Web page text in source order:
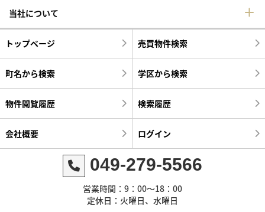
当社について
トップページ 売買物件検索
町名から検索 学区から検索
物件閲覧履歴 検索履歴
会社概要 ログイン
049-279-5566
営業時間：9：00～18：00
定休日：火曜日、水曜日